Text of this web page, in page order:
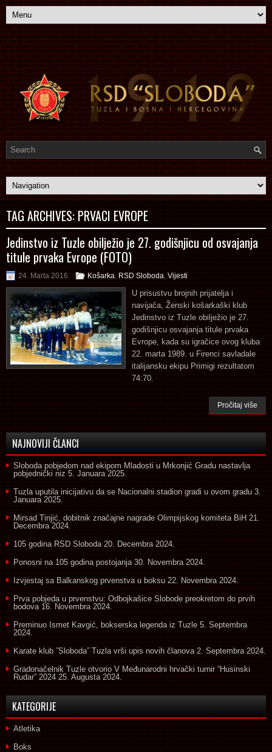
TAG ARCHIVES: PRVACI EVROPE
Jedinstvo iz Tuzle obilježio je 27. godišnjicu od osvajanja
titule prvaka Evrope (FOTO)
24. Marta 2016. Košarka RSD Sloboda Vijesti
U prisustvu brojnih prijatelja i
navijača, Ženski košarkaški klub
Jedinstvo iz Tuzle obilježio je 27.
godišnjicu osvajanja titule prvaka
Evrope, kada su igračice ovog kluba
22. marta 1989. u Firenci savladale
italijansku ekipu Primigi rezultatom
74:70.
Pročitaj više
NAJNOVIJI ČLANCI
Sloboda pobjedom nad ekipom Mladosti u Mrkonjić Gradu nastavlja
pobjednički niz 5. Januara 2025.
Tuzla uputila inicijativu da se Nacionalni stadion gradi u ovom gradu 3.
Januara 2025.
Mirsad Tinjić, dobitnik značajne nagrade Olimpijskog komiteta BiH 21.
Decembra 2024.
105 godina RSD Sloboda 20. Decembra 2024.
Ponosni na 105 godina postojanja 30. Novembra 2024.
Izvjestaj sa Balkanskog prvenstva u boksu 22. Novembra 2024.
Prva pobjeda u prvenstvu: Odbojkašice Slobode preokretom do prvih
bodova 16. Novembra 2024.
Preminuo Ismet Kavgić, bokserska legenda iz Tuzle 5. Septembra
2024.
Karate klub ˝Sloboda˝ Tuzla vrši upis novih članova 2. Septembra 2024.
Gradonačelnik Tuzle otvorio V Međunarodni hrvački turnir “Husinski
Rudar” 2024 25. Augusta 2024.
KATEGORIJE
Atletika
Boks